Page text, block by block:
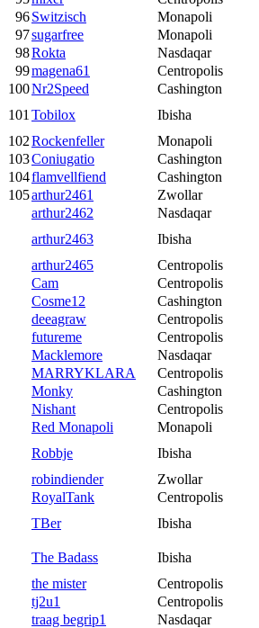
96Switzisch Monapoli
97sugarfree Monapoli
98Rokta Nasdaqar
99magena61 Centropolis
100Nr2Speed Cashington
101 Tobilox Ibisha
102Rockenfeller Monapoli
103Coniugatio Cashington
104flamvellfiend Cashington
105arthur2461 Zwollar
arthur2462
Nasdaqar
arthur2463
Ibisha
arthur2465
Centropolis
Cam
Centropolis
Cosme12
Cashington
deeagraw
Centropolis
futureme
Centropolis
Macklemore
Nasdaqar
MARRYKLARA
Centropolis
Monky
Cashington
Nishant
Centropolis
Red Monapoli
Monapoli
Robbje
Ibisha
robindiender
Zwollar
RoyalTank
Centropolis
TBer
Ibisha
The Badass Ibisha
the mister
Centropolis
tj2u1
Centropolis
traag begrip1
Nasdaqar